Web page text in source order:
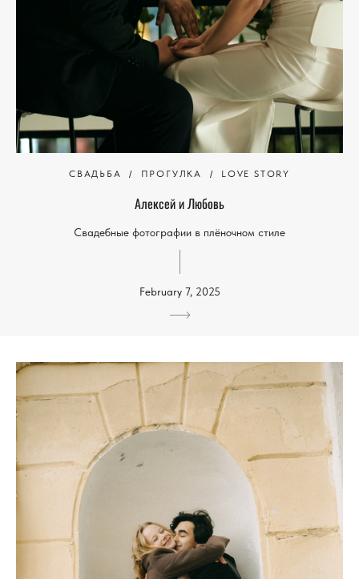
СВАДЬБА ПРОГУЛКА LOVE STORY
Алексей и Любовь
Свадебные фотографии в плёночном стиле
February 7, 2025